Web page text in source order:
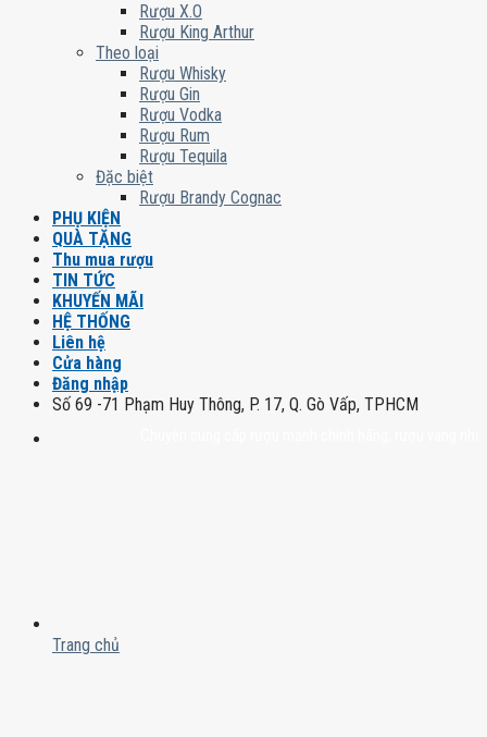
Rượu X.O
Rượu King Arthur
Theo loại
Rượu Whisky
Rượu Gin
Rượu Vodka
Rượu Rum
Rượu Tequila
Đặc biệt
Rượu Brandy Cognac
PHỤ KIỆN
QUÀ TẶNG
Thu mua rượu
TIN TỨC
KHUYẾN MÃI
HỆ THỐNG
Liên hệ
Cửa hàng
Đăng nhập
Số 69 -71 Phạm Huy Thông, P. 17, Q. Gò Vấp, TPHCM
Trang chủ